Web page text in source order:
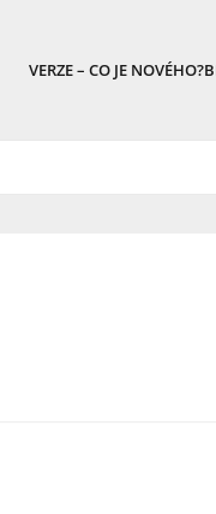
VERZE – CO JE NOVÉHO?